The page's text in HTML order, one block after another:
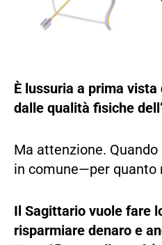
È lussuria a prima
dalle qualità fisiche
Ma attenzione.
in comune—per quanto
Il Sagittario vuole fare
risparmiare denaro e